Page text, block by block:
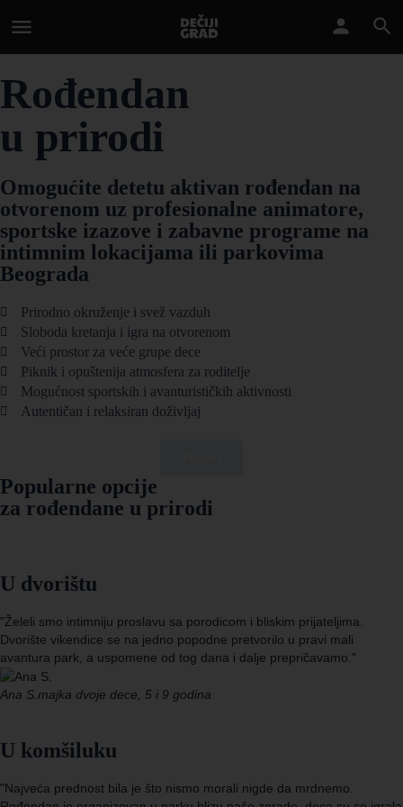
Rođendan
u prirodi
Omogućite detetu aktivan rođendan na
otvorenom uz profesionalne animatore,
sportske izazove i zabavne programe na
intimnim lokacijama ili parkovima
Beograda
Prirodno okruženje i svež vazduh
Sloboda kretanja i igra na otvorenom
Veći prostor za veće grupe dece
Piknik i opuštenija atmosfera za roditelje
Mogućnost sportskih i avanturističkih aktivnosti
Autentičan i relaksiran doživljaj
Popularne opcije
za rođendane u prirodi
U komšiluku
"Najveća prednost bila je što nismo morali nigde da mrdnemo.
U dvorištu
"Želeli smo intimniju proslavu sa porodicom i bliskim prijateljima.
Dvorište vikendice se na jedno popodne pretvorilo u pravi mali
avantura park, a uspomene od tog dana i dalje prepričavamo."
Ana S.majka dvoje dece, 5 i 9 godina